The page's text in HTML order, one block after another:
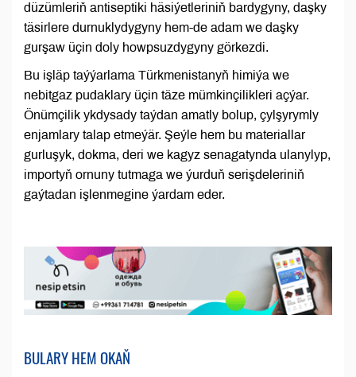
düzümleriň antiseptiki häsiýetleriniň bardygyny, daşky
täsirlere durnuklydygyny hem-de adam we daşky
gurşaw üçin doly howpsuzdygyny görkezdi.
Bu işläp taýýarlama Türkmenistanyň himiýa we
nebitgaz pudaklary üçin täze mümkinçilikleri açýar.
Önümçilik ykdysady taýdan amatly bolup, çylşyrymly
enjamlary talap etmeýär. Şeýle hem bu materiallar
gurluşyk, dokma, deri we kagyz senagatynda ulanylyp,
importyň ornuny tutmaga we ýurduň serişdeleriniň
gaýtadan işlenmegine ýardam eder.
BULARY HEM OKAŇ